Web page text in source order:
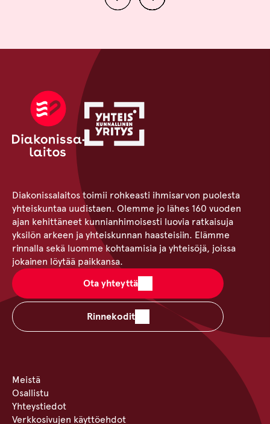
Diakonissalaitos toimii rohkeasti ihmisarvon puolesta
yhteiskuntaa uudistaen. Olemme jo lähes 160 vuoden
ajan kehittäneet kunnianhimoisesti luovia ratkaisuja
yksilön arkeen ja yhteiskunnan haasteisiin. Elämme
rinnalla sekä luomme kohtaamisia ja yhteisöjä, joissa
jokainen löytää paikkansa.
Ota yhteyttä
Rinnekodit
Meistä
Osallistu
Yhteystiedot
Verkkosivujen käyttöehdot